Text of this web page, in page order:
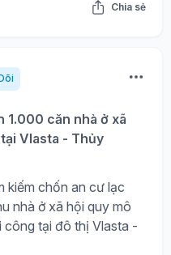
Chia sẻ
1.000 căn nhà ở xã
Vlasta - Thủy
kiếm chốn an cư lạc
nhà ở xã hội quy mô
tại đô thị Vlasta -